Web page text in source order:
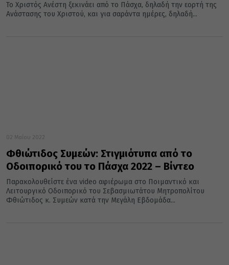
Το Χριστός Ανέστη ξεκινάει από το Πάσχα, δηλαδή την εορτή της
Ανάστασης του Χριστού, και για σαράντα ημέρες, δηλαδή...
02 Μαΐου 2022
Φθιώτιδος Συμεών: Στιγμιότυπα από το
Οδοιπορικό του το Πάσχα 2022 – Βίντεο
Παρακολουθείστε ένα video αφιέρωμα στο Ποιμαντικό και
Λειτουργικό Οδοιπορικό του Σεβασμιωτάτου Μητροπολίτου
Φθιώτιδος κ. Συμεών κατά την Μεγάλη Εβδομάδα...